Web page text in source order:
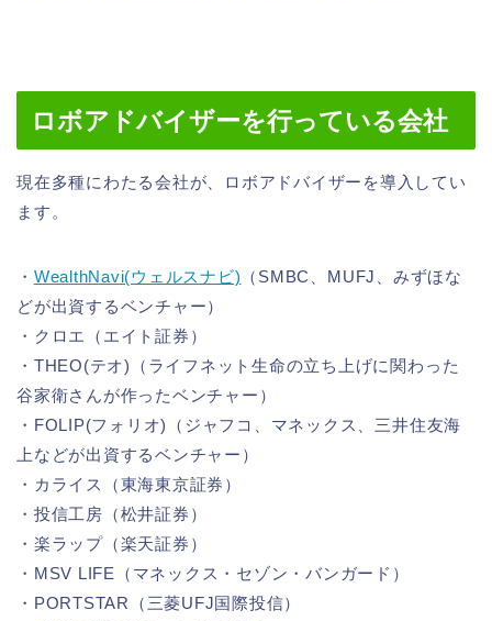
ロボアドバイザーを行っている会社
現在多種にわたる会社が、ロボアドバイザーを導入してい
ます。
・ WealthNavi(ウェルスナビ) （SMBC、MUFJ、みずほな
どが出資するベンチャー）
・クロエ（エイト証券）
・THEO(テオ)（ライフネット生命の立ち上げに関わった
谷家衛さんが作ったベンチャー）
・FOLIP(フォリオ)（ジャフコ、マネックス、三井住友海
上などが出資するベンチャー）
・カライス（東海東京証券）
・投信工房（松井証券）
・楽ラップ（楽天証券）
・MSV LIFE（マネックス・セゾン・バンガード）
・PORTSTAR（三菱UFJ国際投信）